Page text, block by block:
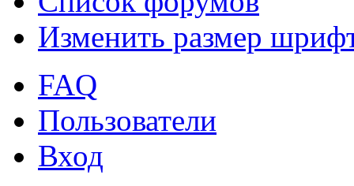
Изменить размер
FAQ
Пользователи
Вход